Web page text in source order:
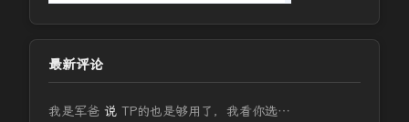
最新评论
我是军爸 说 TP的也是够用了，我看你选…